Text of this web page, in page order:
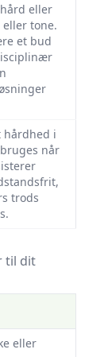
eller
tone.
et bud
i
når
trods
til dit
eller